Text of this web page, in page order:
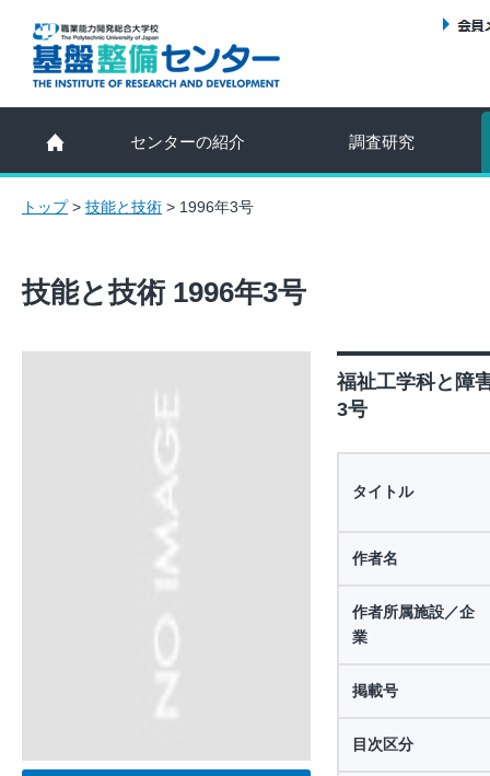
センターの紹介 調査研究
トップ> 技能と技術 > 1996年3号
技能と技術 1996年3号
福祉工学科と障
3号
タイトル
作者名
作者所属施設／企
業
掲載号
目次区分